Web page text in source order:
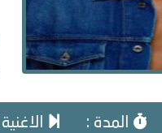
المدة :